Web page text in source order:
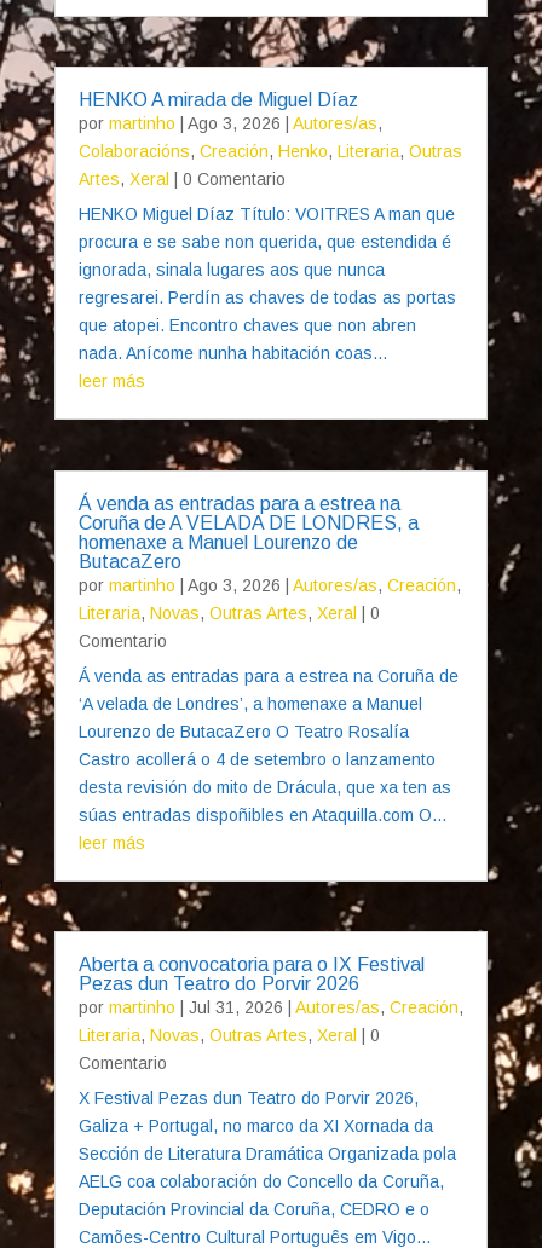
HENKO A mirada de Miguel Díaz
por martinho Ago 3, 2026 Autores/as,
Colaboracións, Creación, Henko, Literaria, Outras
Artes, Xeral
| 0 Comentario
HENKO Miguel Díaz Título: VOITRES A man que
procura e se sabe non querida, que estendida é
ignorada, sinala lugares aos que nunca
regresarei. Perdín as chaves de todas as portas
que atopei. Encontro chaves que non abren
nada. Anícome nunha habitación coas...
leer más
Á venda as entradas para a estrea na
Coruña de A VELADA DE LONDRES, a
homenaxe a Manuel Lourenzo de
ButacaZero
por martinho Ago 3, 2026 Autores/as, Creación,
Literaria, Novas, Outras Artes, Xeral
| 0
Comentario
Á venda as entradas para a estrea na Coruña de
‘A velada de Londres’, a homenaxe a Manuel
Lourenzo de ButacaZero O Teatro Rosalía
Castro acollerá o 4 de setembro o lanzamento
desta revisión do mito de Drácula, que xa ten as
súas entradas dispoñibles en Ataquilla.com O...
leer más
Aberta a convocatoria para o IX Festival
Pezas dun Teatro do Porvir 2026
por martinho Jul 31, 2026 Autores/as, Creación,
Literaria, Novas, Outras Artes, Xeral
| 0
Comentario
X Festival Pezas dun Teatro do Porvir 2026,
Galiza + Portugal, no marco da XI Xornada da
Sección de Literatura Dramática Organizada pola
AELG coa colaboración do Concello da Coruña,
Deputación Provincial da Coruña, CEDRO e o
Camões-Centro Cultural Português em Vigo...